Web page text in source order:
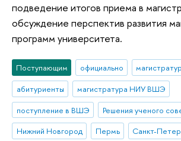
подведение итогов приема в
обсуждение перспектив развития
программ университета.
Поступающим официально
абитуриенты
магистратура НИУ ВШЭ
поступление в ВШЭ
Решения ученого
Нижний Новгород
Пермь Санкт-